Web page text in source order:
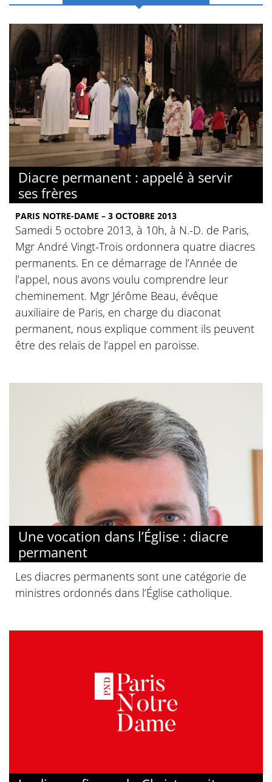
Diacre permanent : appelé à servir
ses frères
PARIS NOTRE-DAME – 3 OCTOBRE 2013
Samedi 5 octobre 2013, à 10h, à N.-D. de Paris,
Mgr André Vingt-Trois ordonnera quatre diacres
permanents. En ce démarrage de l’Année de
l’appel, nous avons voulu comprendre leur
cheminement. Mgr Jérôme Beau, évêque
auxiliaire de Paris, en charge du diaconat
permanent, nous explique comment ils peuvent
être des relais de l’appel en paroisse.
Une vocation dans l’Église : diacre
permanent
Les diacres permanents sont une catégorie de
ministres ordonnés dans l’Église catholique.